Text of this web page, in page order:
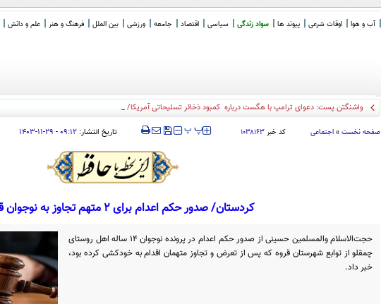
آب و هوا اوقات شرعی پیوند ها سواد زندگی سیاسی اقتصاد جامعه ورزشی بین الملل فرهنگ و هنر علم و دانش
واشنگتن پست: دعوای ترامپ با هگست درباره کمبود ذخائر تسلیحاتی آمریکا/ ترامپ: افشا کنند
صفحه نخست » اجتماعی کد خبر ۱۰۳۸۱۶۳ ‍‍‍ پپ تاریخ انتشار: ۰۹:۱۲ - ۲۹-۱۱-۱۴۰۳
کردستان/ صدور حکم اعدام برای ۲ متهم تجاوز به نوجوان قروه‌ای
حجت‌الاسلام والمسلمین حسینی از صدور حکم اعدام در پرونده نوجوان ۱۴ ساله اهل روستای
چمقلو از توابع شهرستان قروه که پس از تعرض و تجاوز متهمان اقدام به خودکشی کرده بود،
خبر داد.